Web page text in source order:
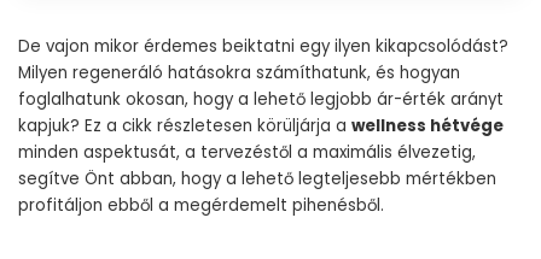
De vajon mikor érdemes beiktatni egy ilyen kikapcsolódást?
Milyen regeneráló hatásokra számíthatunk, és hogyan
foglalhatunk okosan, hogy a lehető legjobb ár-érték arányt
kapjuk? Ez a cikk részletesen körüljárja a wellness hétvége
minden aspektusát, a tervezéstől a maximális élvezetig,
segítve Önt abban, hogy a lehető legteljesebb mértékben
profitáljon ebből a megérdemelt pihenésből.